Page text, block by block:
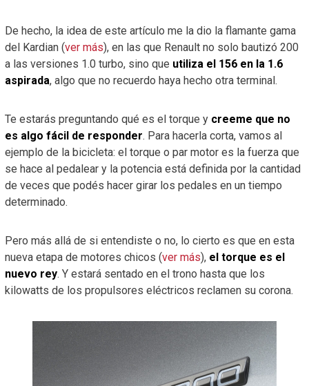
De hecho, la idea de este artículo me la dio la flamante gama
del Kardian (ver más), en las que Renault no solo bautizó 200
a las versiones 1.0 turbo, sino que utiliza el 156 en la 1.6
aspirada, algo que no recuerdo haya hecho otra terminal.
Te estarás preguntando qué es el torque y creeme que no
es algo fácil de responder. Para hacerla corta, vamos al
ejemplo de la bicicleta: el torque o par motor es la fuerza que
se hace al pedalear y la potencia está definida por la cantidad
de veces que podés hacer girar los pedales en un tiempo
determinado.
Pero más allá de si entendiste o no, lo cierto es que en esta
nueva etapa de motores chicos (ver más), el torque es el
nuevo rey. Y estará sentado en el trono hasta que los
kilowatts de los propulsores eléctricos reclamen su corona.